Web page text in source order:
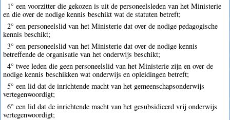
1° een voorzitter die gekozen is uit de personeelsleden van het Ministerie
en die over de nodige kennis beschikt wat de statuten betreft;
2° een personeelslid van het Ministerie dat over de nodige pedagogische
kennis beschikt;
3° een personeelslid van het Ministerie dat over de nodige kennis
betreffende de organisatie van het onderwijs beschikt;
4° twee leden die geen personeelslid van het Ministerie zijn en over de
nodige kennis beschikken wat onderwijs en opleidingen betreft;
5° een lid dat de inrichtende macht van het gemeenschapsonderwijs
vertegenwoordigt;
6° een lid dat de inrichtende macht van het gesubsidieerd vrij onderwijs
vertegenwoordigt;